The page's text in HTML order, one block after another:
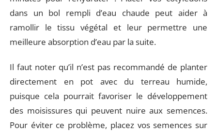
dans un bol rempli d’eau chaude peut aider à
ramollir le tissu végétal et leur permettre une
meilleure absorption d’eau par la suite.
Il faut noter qu’il n’est pas recommandé de planter
directement en pot avec du terreau humide,
puisque cela pourrait favoriser le développement
des moisissures qui peuvent nuire aux semences.
Pour éviter ce problème, placez vos semences sur